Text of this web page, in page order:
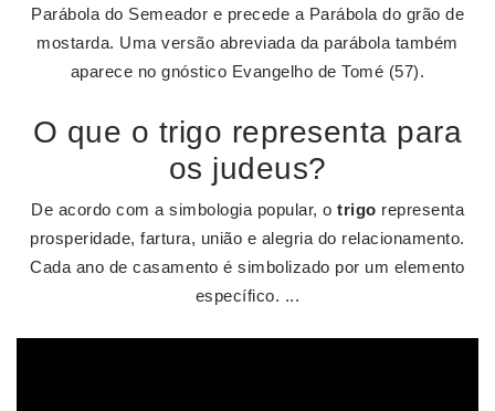
Parábola do Semeador e precede a Parábola do grão de
mostarda. Uma versão abreviada da parábola também
aparece no gnóstico Evangelho de Tomé (57).
O que o trigo representa para
os judeus?
De acordo com a simbologia popular, o trigo representa
prosperidade, fartura, união e alegria do relacionamento.
Cada ano de casamento é simbolizado por um elemento
específico. ...